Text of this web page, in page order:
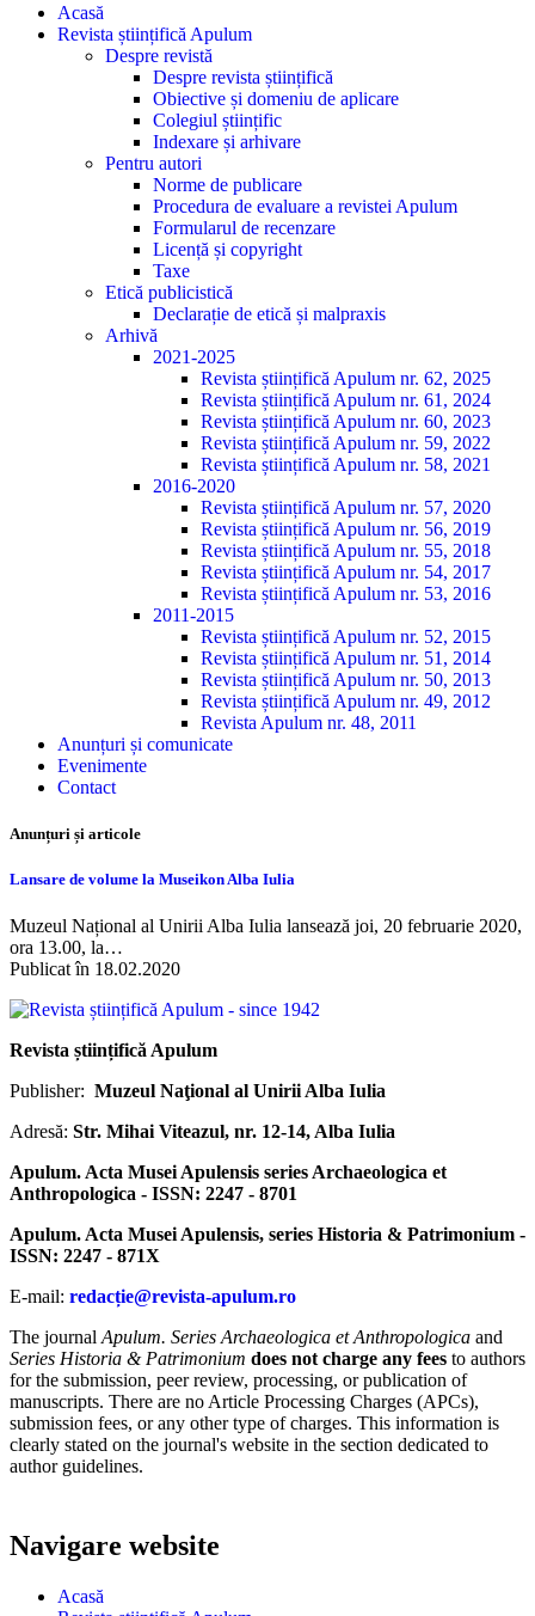
Acasă
Revista științifică Apulum
Despre revistă
Despre revista științifică
Obiective și domeniu de aplicare
Colegiul științific
Indexare și arhivare
Pentru autori
Norme de publicare
Procedura de evaluare a revistei Apulum
Formularul de recenzare
Licență și copyright
Taxe
Etică publicistică
Declarație de etică și malpraxis
Arhivă
2021-2025
Revista științifică Apulum nr. 62, 2025
Revista științifică Apulum nr. 61, 2024
Revista științifică Apulum nr. 60, 2023
Revista științifică Apulum nr. 59, 2022
Revista științifică Apulum nr. 58, 2021
2016-2020
Revista științifică Apulum nr. 57, 2020
Revista științifică Apulum nr. 56, 2019
Revista științifică Apulum nr. 55, 2018
Revista științifică Apulum nr. 54, 2017
Revista științifică Apulum nr. 53, 2016
2011-2015
Revista științifică Apulum nr. 52, 2015
Revista științifică Apulum nr. 51, 2014
Revista științifică Apulum nr. 50, 2013
Revista științifică Apulum nr. 49, 2012
Revista Apulum nr. 48, 2011
Anunțuri și comunicate
Evenimente
Contact
Anunțuri și articole
Lansare de volume la Museikon Alba Iulia
Muzeul Național al Unirii Alba Iulia lansează joi, 20 februarie 2020,
ora 13.00, la…
Publicat în 18.02.2020
Revista științifică Apulum
Publisher: Muzeul Naţional al Unirii Alba Iulia
Adresă: Str. Mihai Viteazul, nr. 12-14, Alba Iulia
Apulum. Acta Musei Apulensis series Archaeologica et
Anthropologica - ISSN: 2247 - 8701
Apulum. Acta Musei Apulensis, series Historia & Patrimonium -
ISSN: 2247 - 871X
E-mail: redacție@revista-apulum.ro
The journalApulum. Series Archaeologica et Anthropologica and
Series Historia & Patrimonium does not charge any fees to authors
for the submission, peer review, processing, or publication of
manuscripts. There are no Article Processing Charges (APCs),
submission fees, or any other type of charges. This information is
clearly stated on the journal's website in the section dedicated to
author guidelines.
Navigare website
Acasă